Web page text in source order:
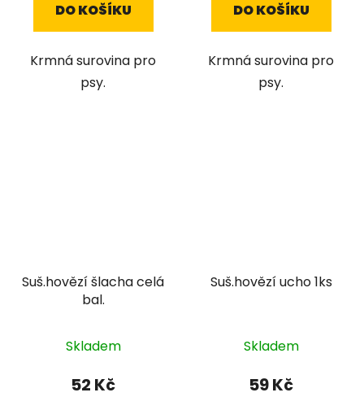
DO KOŠÍKU
Krmná surovina pro
psy.
DO KOŠÍKU
Krmná surovina pro
psy.
Suš.hovězí šlacha celá
bal.
Skladem
52 Kč
Suš.hovězí ucho 1ks
Skladem
59 Kč